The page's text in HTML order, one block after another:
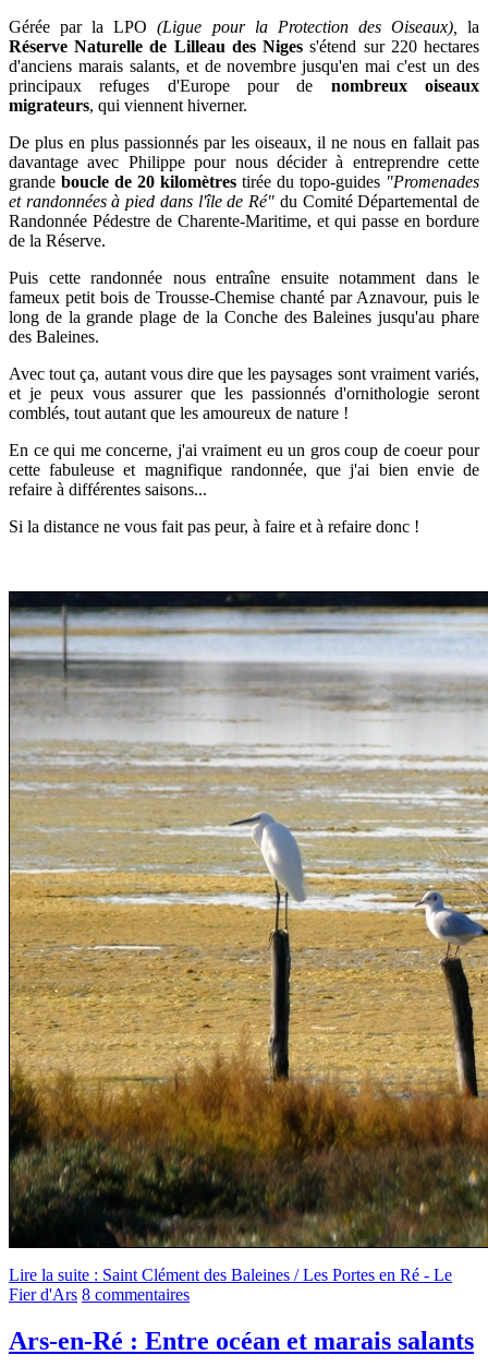
Gérée par la LPO(Ligue pour la Protection des Oiseaux),la
Réserve Naturelle de Lilleau des Niges s'étend sur 220 hectares
d'anciens marais salants, et de novembre jusqu'en mai c'est un des
principaux refuges d'Europe pour de nombreux oiseaux
migrateurs, qui viennent hiverner.
De plus en plus passionnés par les oiseaux, il ne nous en fallait pas
davantage avec Philippe pour nous décider à entreprendre cette
grande boucle de 20 kilomètres tirée du topo-guides "Promenades
et randonnées à pied dans l'île de Ré" du Comité Départemental de
Randonnée Pédestre de Charente-Maritime, et qui passe en bordure
de la Réserve.
Puis cette randonnée nous entraîne ensuite notamment dans le
fameux petit bois de Trousse-Chemise chanté par Aznavour, puis le
long de la grande plage de la Conche des Baleines jusqu'au phare
des Baleines.
Avec tout ça, autant vous dire que les paysages sont vraiment variés,
et je peux vous assurer que les passionnés d'ornithologie seront
comblés, tout autant que les amoureux de nature !
En ce qui me concerne, j'ai vraiment eu un gros coup de coeur pour
cette fabuleuse et magnifique randonnée, que j'ai bien envie de
refaire à différentes saisons...
Si la distance ne vous fait pas peur, à faire et à refaire donc !
Lire la suite : Saint Clément des Baleines / Les Portes en Ré - Le
Fier d'Ars 8 commentaires
Ars-en-Ré : Entre océan et marais salants